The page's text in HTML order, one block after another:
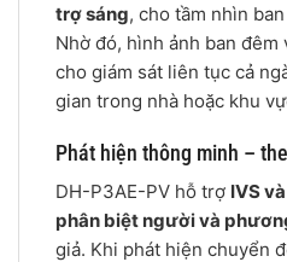
trợ sáng, cho tầm nhìn
Nhờ đó, hình ảnh ban
cho giám sát liên tục cả
gian trong nhà hoặc khu
Phát hiện thông minh –
DH-P3AE-PV hỗ trợ IVS
phân biệt người và
giả. Khi phát hiện chuyển